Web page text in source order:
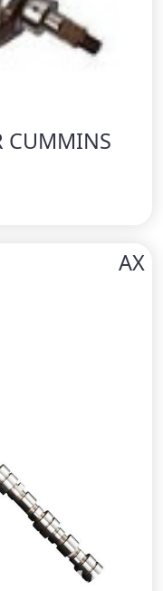
CUMMINS
AX